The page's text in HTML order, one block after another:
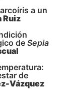
a un
Ruiz
de Sepia
de
Vázquez